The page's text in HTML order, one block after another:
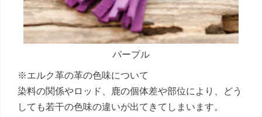
パープル
※エルク革の革の色味について
染料の関係やロッド、鹿の個体差や部位により、どう
しても若干の色味の違いが出てきてしまいます。